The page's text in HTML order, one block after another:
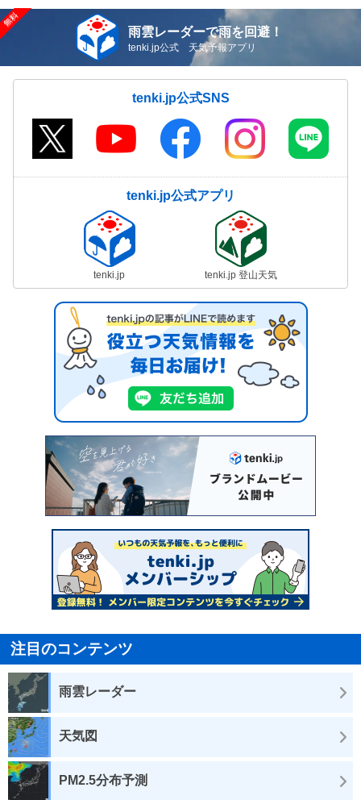
雨雲レーダーで雨を回避！
tenki.jp公式 天気予報アプリ
tenki.jp公式SNS
tenki.jp公式アプリ
tenki.jp tenki.jp 登山天気
注目のコンテンツ
雨雲レーダー
天気図
PM2.5分布予測